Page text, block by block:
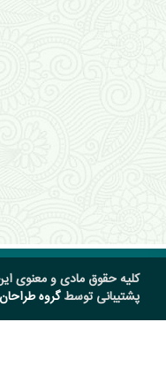
کلیه حقوق مادی و معنوی
پشتیبانی توسطگروه